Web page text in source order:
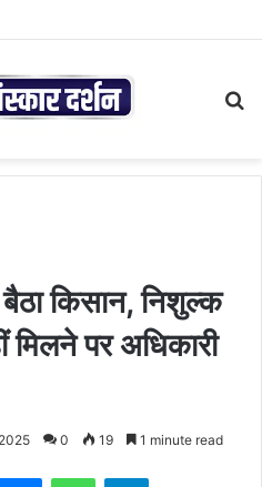
किसान, निशुल्क
मिलने पर अधिकारी
0 19 1 minute read
MessengerWhatsAppTelegram